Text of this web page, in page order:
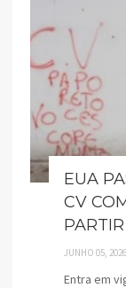
EUA
CV
JUNHO 05, 2026
Entra em